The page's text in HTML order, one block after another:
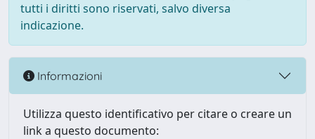
tutti i diritti sono riservati, salvo diversa
indicazione.
Informazioni
Utilizza questo identificativo per citare o creare un
link a questo documento: